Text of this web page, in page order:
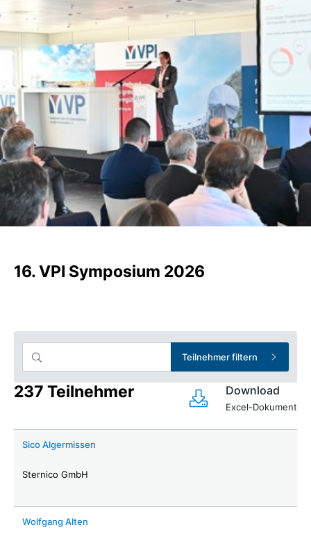
16. VPI Symposium 2026
Teilnehmer filtern
237 Teilnehmer Download
Excel-Dokument
Sico Algermissen
Sternico GmbH
Wolfgang Alten